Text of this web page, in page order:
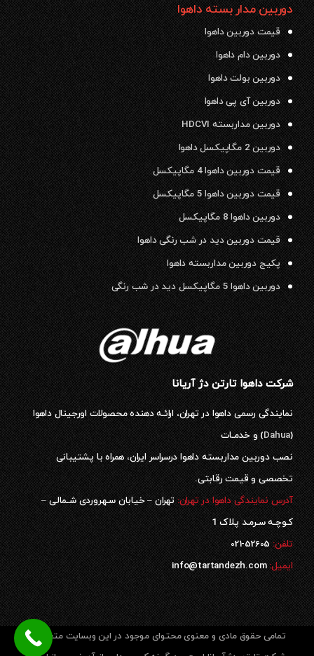
دوربین مدار بسته داهوا
قیمت دوربین داهوا
دوربین دام داهوا
دوربین بولت داهوا
دوربین آی پی داهوا
دوربین مداربسته HDCVI
دوربین 2 مگاپیکسل داهوا
قیمت دوربین داهوا 4 مگاپیکسل
قیمت دوربین داهوا 5 مگاپیکسل
دوربین داهوا 8 مگاپیکسل
قیمت دوربین دید در شب رنگی داهوا
پکیج دوربین مداربسته داهوا
دوربین داهوا 5 مگاپیکسل دید در شب رنگی
شرکت داهوا تارتن دژ آریانا
نمایندگی رسمی داهوا در تهران، ارائـه دهنده محصولات اورجینال داهوا
(
Dahua) و خدمـات
نصب دوربین مداربسته داهوا درسراسر ایران، همراه با پشتیبانی
تخصصی و قیمت رقابتی.
آدرس نمایندگی داهوا در تهران:تهران – خیابان سـهروردی شـمالی –
کـوچـه سـرمـد پلاک 1
تلفن:52605-021
ایمیل:info@tartandezh.com
تمامی حقوق مادی و معنوی محتوای موجود در این وبسایت متعلق به